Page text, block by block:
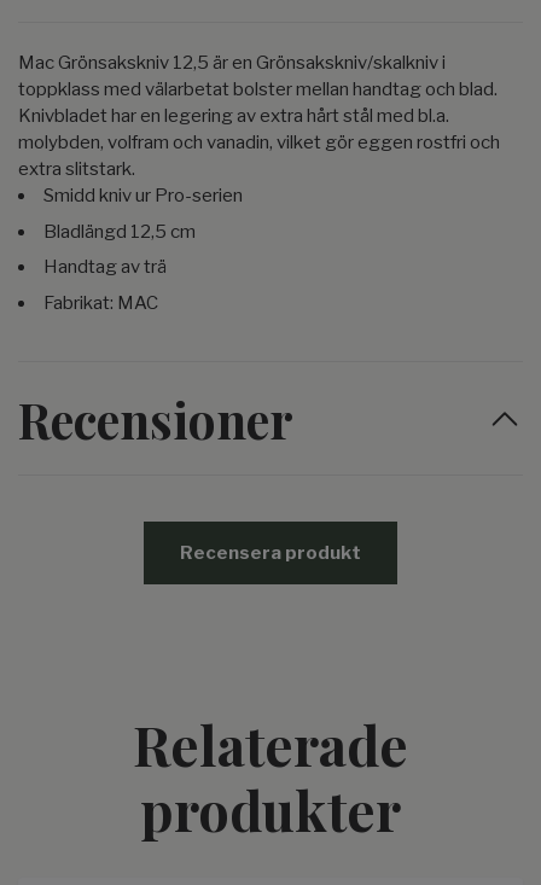
Mac Grönsakskniv 12,5 är en Grönsakskniv/skalkniv i
toppklass med välarbetat bolster mellan handtag och blad.
Knivbladet har en legering av extra hårt stål med bl.a.
molybden, volfram och vanadin, vilket gör eggen rostfri och
extra slitstark.
Smidd kniv ur Pro-serien
Bladlängd 12,5 cm
Handtag av trä
Fabrikat: MAC
Recensioner
Recensera produkt
Relaterade
produkter